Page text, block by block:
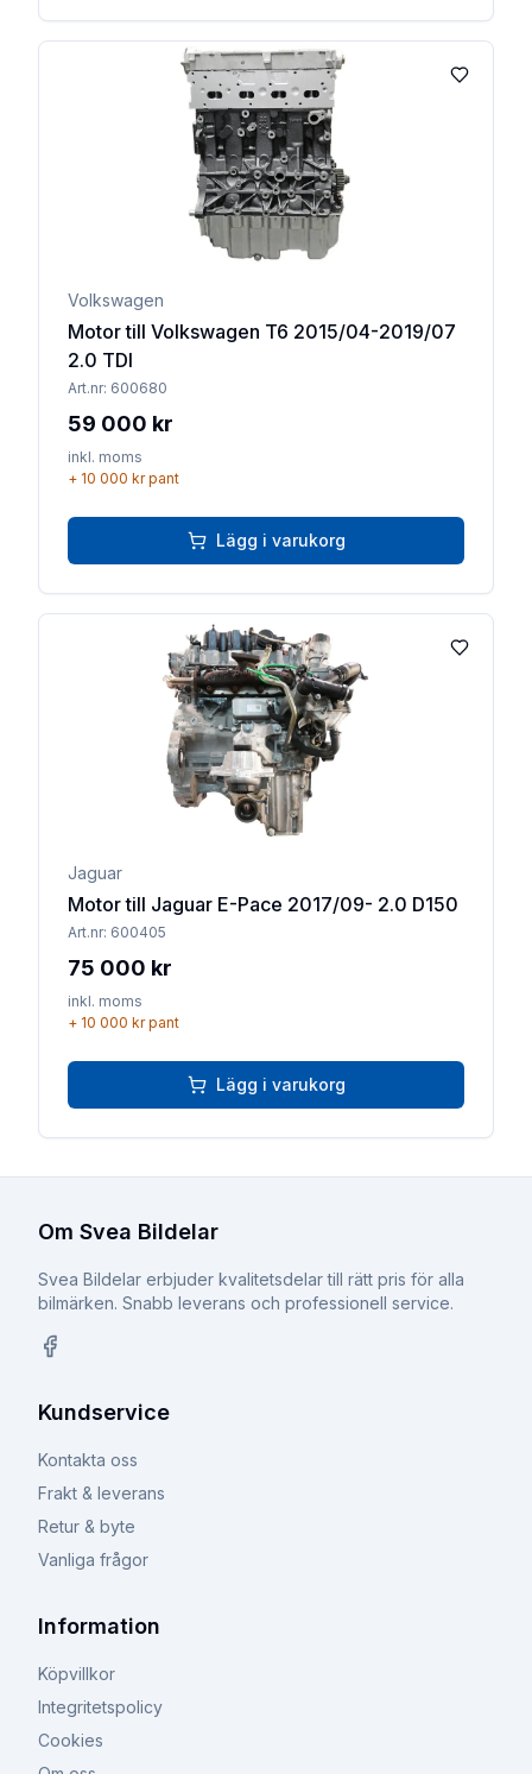
Lägg till
Volkswagen
Motor till Volkswagen T6 2015/04-2019/07
2.0 TDI
Art.nr: 600680
59 000 kr
inkl. moms
+ 10 000 krpant
Lägg i varukorg
Lägg till
Jaguar
Motor till Jaguar E-Pace 2017/09- 2.0 D150
Art.nr: 600405
75 000 kr
inkl. moms
+ 10 000 krpant
Lägg i varukorg
Om Svea Bildelar
Svea Bildelar erbjuder kvalitetsdelar till rätt pris för alla
bilmärken. Snabb leverans och professionell service.
Kundservice
Kontakta oss
Frakt & leverans
Retur & byte
Vanliga frågor
Information
Köpvillkor
Integritetspolicy
Cookies